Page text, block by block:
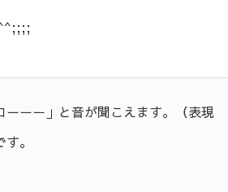
ーー」と音が聞こえます。（表現
。